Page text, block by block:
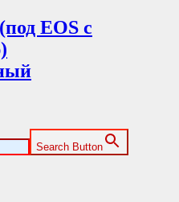
EOS с
Search Button